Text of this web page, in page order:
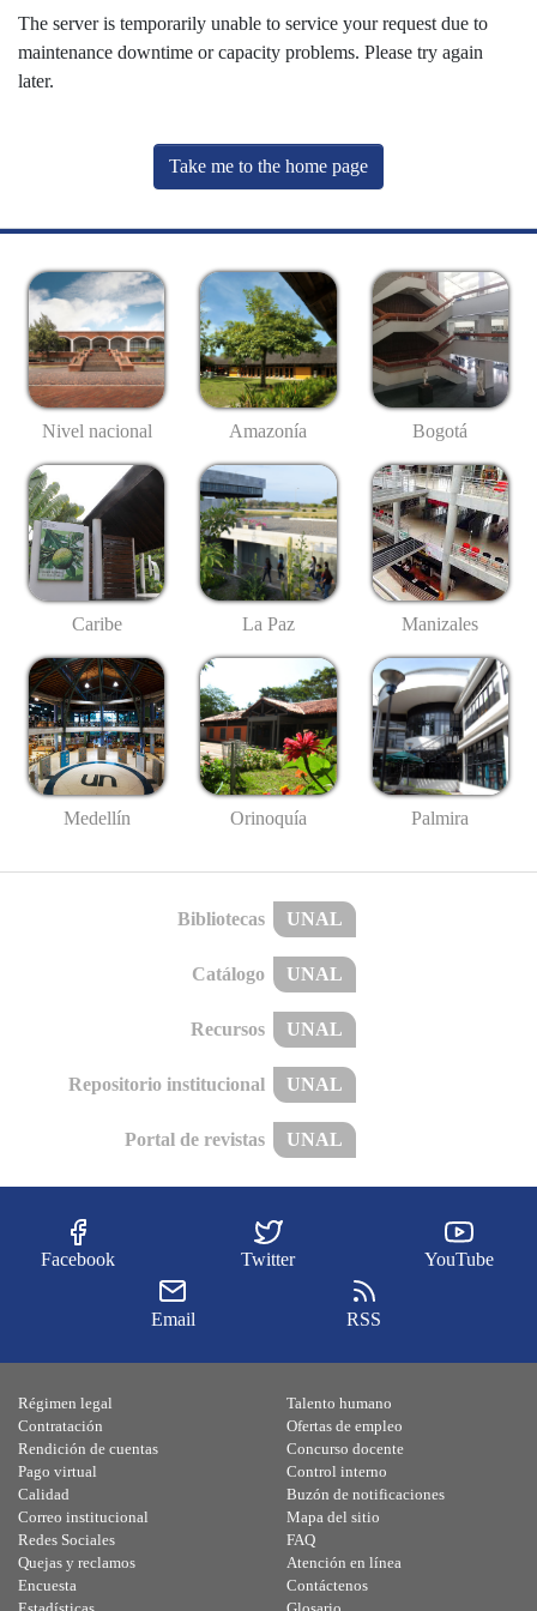
The server is temporarily unable to service your request due to
maintenance downtime or capacity problems. Please try again
later.
Take me to the home page
Nivel nacional Amazonía Bogotá
Caribe La Paz Manizales
Medellín Orinoquía Palmira
Bibliotecas UNAL
Catálogo UNAL
Recursos UNAL
Repositorio institucional UNAL
Portal de revistas UNAL
Facebook Twitter YouTube
Email RSS
Régimen legal
Contratación
Rendición de cuentas
Pago virtual
Calidad
Talento humano
Ofertas de empleo
Concurso docente
Control interno
Buzón de notificaciones
Correo institucional
Redes Sociales
Quejas y reclamos
Encuesta
Mapa del sitio
FAQ
Atención en línea
Contáctenos